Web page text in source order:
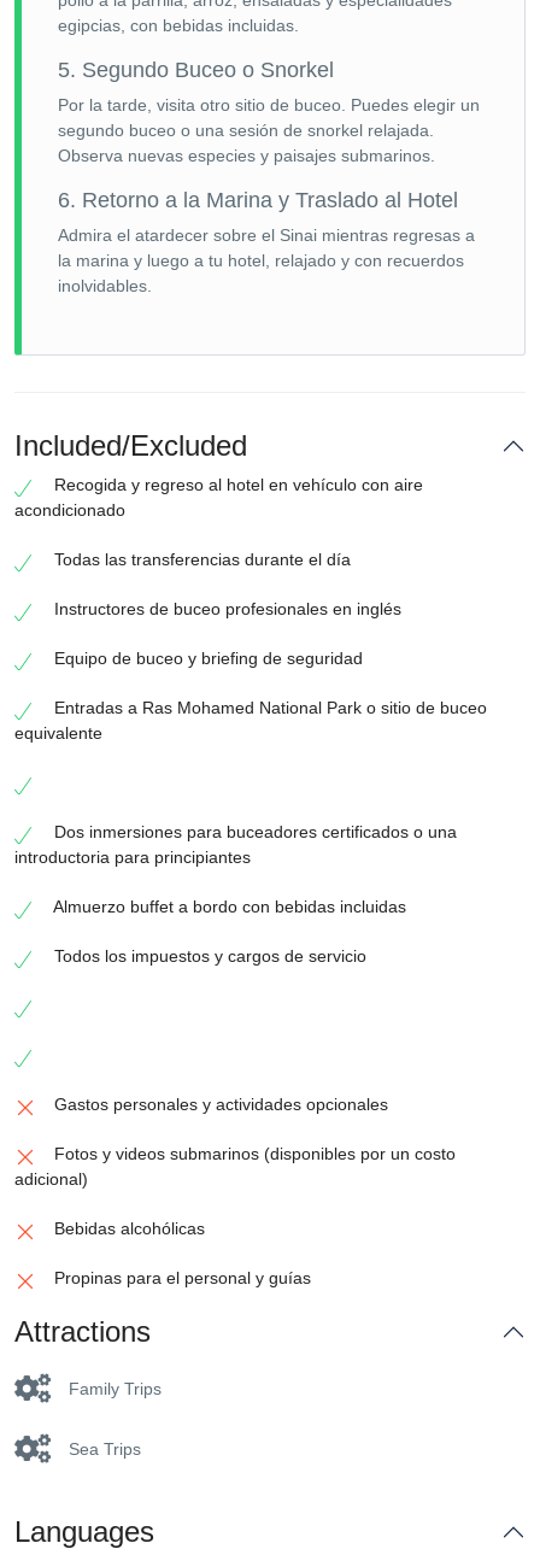
egipcias, con bebidas incluidas.
5. Segundo Buceo o Snorkel
Por la tarde, visita otro sitio de buceo. Puedes elegir un
segundo buceo o una sesión de snorkel relajada.
Observa nuevas especies y paisajes submarinos.
6. Retorno a la Marina y Traslado al Hotel
Admira el atardecer sobre el Sinai mientras regresas a
la marina y luego a tu hotel, relajado y con recuerdos
inolvidables.
Included/Excluded
Recogida y regreso al hotel en vehículo con aire
acondicionado
Todas las transferencias durante el día
Instructores de buceo profesionales en inglés
Equipo de buceo y briefing de seguridad
Entradas a Ras Mohamed National Park o sitio de buceo
equivalente
Dos inmersiones para buceadores certificados o una
introductoria para principiantes
Almuerzo buffet a bordo con bebidas incluidas
Todos los impuestos y cargos de servicio
Gastos personales y actividades opcionales
Fotos y videos submarinos (disponibles por un costo
adicional)
Bebidas alcohólicas
Propinas para el personal y guías
Attractions
Family Trips
Sea Trips
Languages